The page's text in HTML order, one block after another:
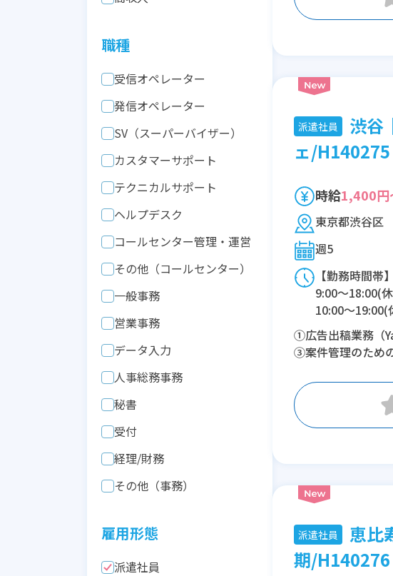
職種
受信オペレーター
発信オペレーター
SV（スーパーバイザー）
カスタマーサポート
テクニカルサポート
ヘルプデスク
コールセンター管理・運営
その他（コールセンター）
一般事務
営業事務
データ入力
人事総務事務
秘書
受付
経理/財務
その他（事務）
雇用形態
派遣社員
派遣社員
渋谷
ェ/H140275
時給1,400円
東京都渋谷区
週5
【勤務時間
9:00〜18:00(
10:00〜19:00(
※残業：5〜
①広告出稿業務（
③案件管理のため
派遣社員
恵比
期/H140276